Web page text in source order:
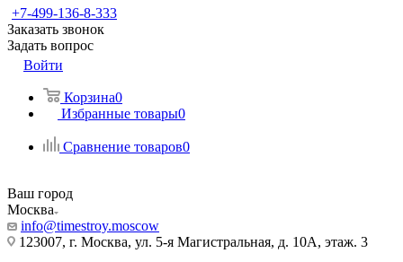
+7-499-136-8-333
Заказать звонок
Задать вопрос
Войти
Корзина0
Избранные товары0
Сравнение товаров0
Ваш город
Москва
info@timestroy.moscow
123007, г. Москва, ул. 5-я Магистральная, д. 10А, этаж. 3